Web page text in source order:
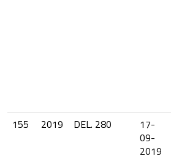
155
2019 DEL. 280
17-
09-
2019